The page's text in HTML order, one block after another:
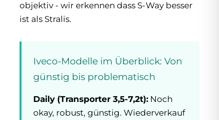
objektiv - wir erkennen dass S-Way besser
ist als Stralis.
Iveco-Modelle im Überblick: Von
günstig bis problematisch
Daily (Transporter 3,5-7,2t): Noch
okay, robust, günstig. Wiederverkauf